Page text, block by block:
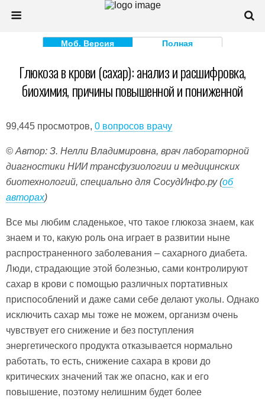
Моб. Версия Полная
Глюкоза в крови (сахар): анализ и расшифровка,
биохимия, причины повышенной и пониженной
99,445 просмотров, 0 вопросов врачу
© Автор: З. Нелли Владимировна, врач лабораторной
диагностики НИИ трансфузиологии и медицинских
биотехнологий, специально для СосудИнфо.ру (об
авторах)
Все мы любим сладенькое, что такое глюкоза знаем, как
знаем и то, какую роль она играет в развитии ныне
распространенного заболевания – сахарного диабета.
Люди, страдающие этой болезнью, сами контролируют
сахар в крови с помощью различных портативных
приспособлений и даже сами себе делают уколы. Однако
исключить сахар мы тоже не можем, организм очень
чувствует его снижение и без поступления
энергетического продукта отказывается нормально
работать, то есть, снижение сахара в крови до
критических значений так же опасно, как и его
повышение, поэтому нелишним будет более